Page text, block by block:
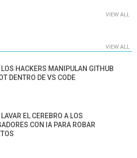
VIEW ALL
VIEW ALL
HACKERS MANIPULAN GITHUB
DENTRO DE VS CODE
EL CEREBRO A LOS
CON IA PARA ROBAR